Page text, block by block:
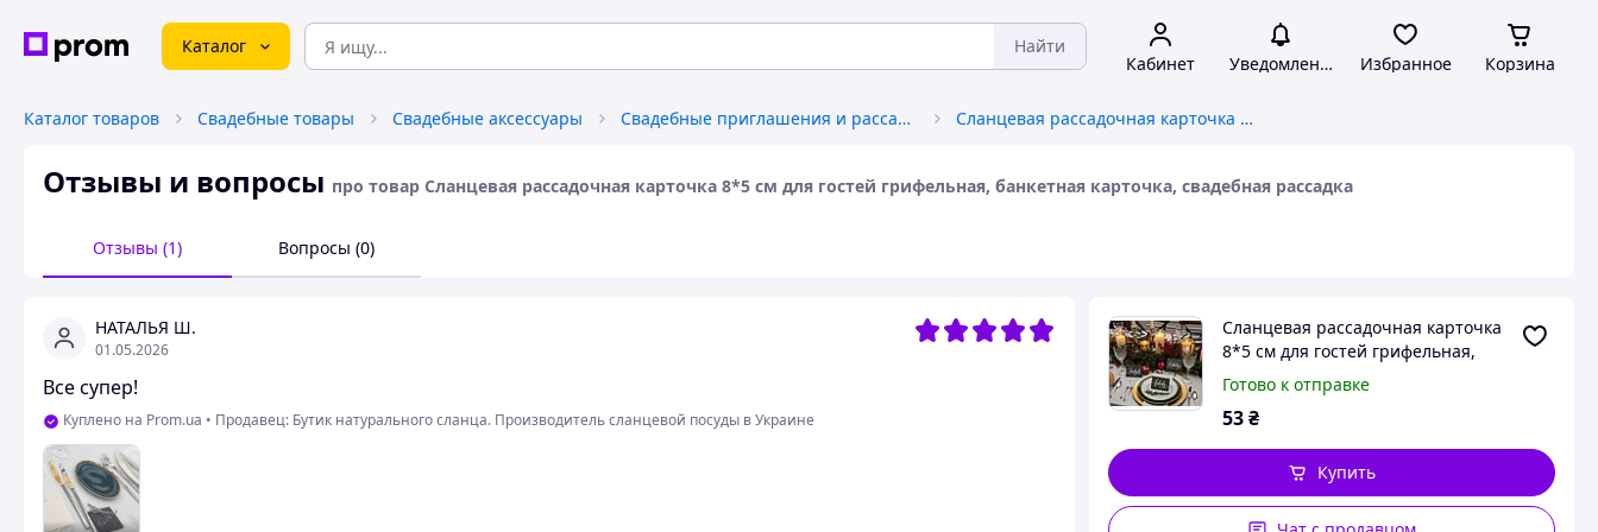
Каталог Найти
Кабинет Уведомления Избранное Корзина
Каталог товаров Свадебные товары Свадебные аксессуары Свадебные приглашения и рассадочные карточки Сланцевая рассадочная карточка 8*5 см для гостей грифельная, банкетная карточка, свадебная рассадка
Отзывы и вопросы про товар Сланцевая рассадочная карточка 8*5 см для гостей грифельная, банкетная карточка, свадебная рассадка
Отзывы (1) Вопросы (0)
НАТАЛЬЯ Ш.
01.05.2026
Все супер!
Куплено на Prom.ua • Продавец: Бутик натурального сланца. Производитель сланцевой посуды в Украине
Сланцевая рассадочная карточка
8*5 см для гостей грифельная,
банкетная карточка, свадебная
рассадка
Готово к отправке
53₴
Купить